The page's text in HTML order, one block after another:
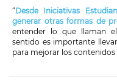
“Desde Iniciativas
generar otras formas de
entender lo que llaman
sentido es importante
para mejorar los contenidos